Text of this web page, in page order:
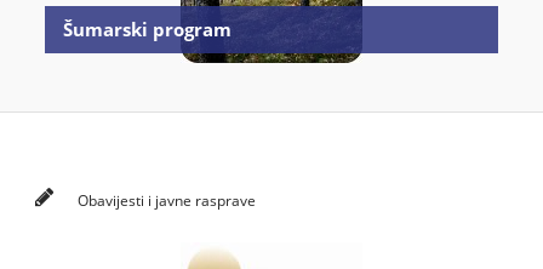
Šumarski program
Obavijesti i javne rasprave